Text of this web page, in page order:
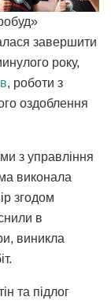
завершити
року,
, роботи з
оздоблення
з управління
виконала
згодом
в
виникла
та підлог